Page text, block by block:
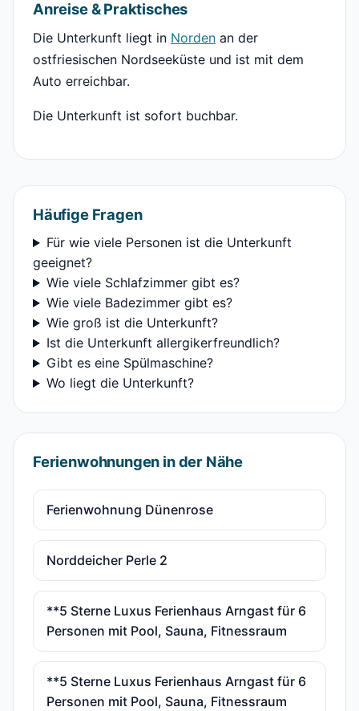
Anreise & Praktisches
Die Unterkunft liegt in Norden an der
ostfriesischen Nordseeküste und ist mit dem
Auto erreichbar.
Die Unterkunft ist sofort buchbar.
Häufige Fragen
Für wie viele Personen ist die Unterkunft
geeignet?
Wie viele Schlafzimmer gibt es?
Wie viele Badezimmer gibt es?
Wie groß ist die Unterkunft?
Ist die Unterkunft allergikerfreundlich?
Gibt es eine Spülmaschine?
Wo liegt die Unterkunft?
Ferienwohnungen in der Nähe
Ferienwohnung Dünenrose
Norddeicher Perle 2
**5 Sterne Luxus Ferienhaus Arngast für 6
Personen mit Pool, Sauna, Fitnessraum
**5 Sterne Luxus Ferienhaus Arngast für 6
Personen mit Pool, Sauna, Fitnessraum